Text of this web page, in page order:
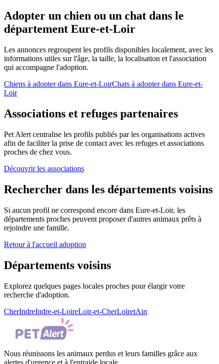
Adopter un chien ou un chat dans le
département Eure-et-Loir
Les annonces regroupent les profils disponibles localement, avec les
informations utiles sur l'âge, la taille, la localisation et l'association
qui accompagne l'adoption.
Chiens à adopter dans Eure-et-LoirChats à adopter dans Eure-et-
Loir
Associations et refuges partenaires
Pet Alert centralise les profils publiés par les organisations actives
afin de faciliter la prise de contact avec les refuges et associations
proches de chez vous.
Découvrir les associations
Rechercher dans les départements voisins
Si aucun profil ne correspond encore dans Eure-et-Loir, les
départements proches peuvent proposer d'autres animaux prêts à
rejoindre une famille.
Retour à l'accueil adoption
Départements voisins
Explorez quelques pages locales proches pour élargir votre
recherche d'adoption.
CherIndreIndre-et-LoireLoir-et-CherLoiretAin
Nous réunissons les animaux perdus et leurs familles grâce aux
alertes d'urgence et à l'entraide locale.